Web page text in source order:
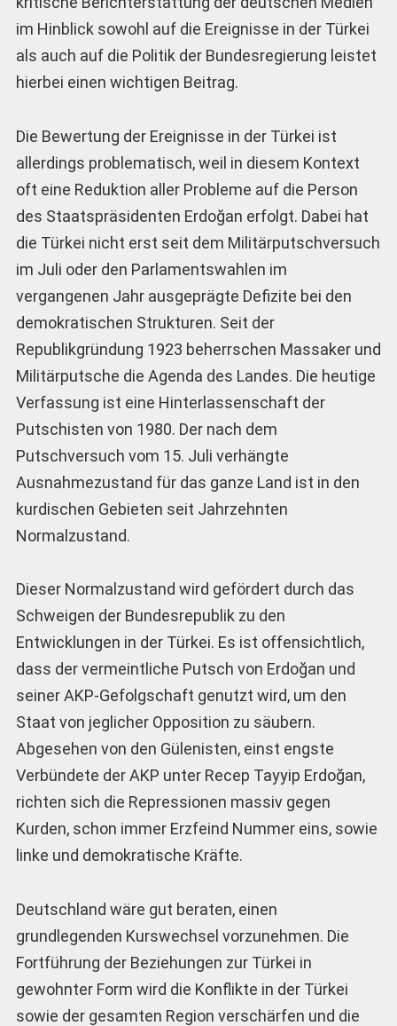
im Hinblick sowohl auf die Ereignisse in der Türkei
als auch auf die Politik der Bundesregierung leistet
hierbei einen wichtigen Beitrag.
Die Bewertung der Ereignisse in der Türkei ist
allerdings problematisch, weil in diesem Kontext
oft eine Reduktion aller Probleme auf die Person
des Staatspräsidenten Erdoğan erfolgt. Dabei hat
die Türkei nicht erst seit dem Militärputschversuch
im Juli oder den Parlamentswahlen im
vergangenen Jahr ausgeprägte Defizite bei den
demokratischen Strukturen. Seit der
Republikgründung 1923 beherrschen Massaker und
Militärputsche die Agenda des Landes. Die heutige
Verfassung ist eine Hinterlassenschaft der
Putschisten von 1980. Der nach dem
Putschversuch vom 15. Juli verhängte
Ausnahmezustand für das ganze Land ist in den
kurdischen Gebieten seit Jahrzehnten
Normalzustand.
Dieser Normalzustand wird gefördert durch das
Schweigen der Bundesrepublik zu den
Entwicklungen in der Türkei. Es ist offensichtlich,
dass der vermeintliche Putsch von Erdoğan und
seiner AKP-Gefolgschaft genutzt wird, um den
Staat von jeglicher Opposition zu säubern.
Abgesehen von den Gülenisten, einst engste
Verbündete der AKP unter Recep Tayyip Erdoğan,
richten sich die Repressionen massiv gegen
Kurden, schon immer Erzfeind Nummer eins, sowie
linke und demokratische Kräfte.
Deutschland wäre gut beraten, einen
grundlegenden Kurswechsel vorzunehmen. Die
Fortführung der Beziehungen zur Türkei in
gewohnter Form wird die Konflikte in der Türkei
sowie der gesamten Region verschärfen und die